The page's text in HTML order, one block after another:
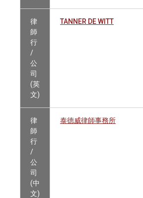
律
師
行
/
公
司
(英
文)
TANNER DE WITT
律
師
行
/
公
司
(中
文)
泰德威律師事務所